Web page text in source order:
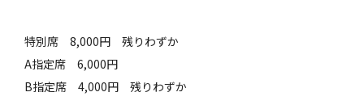
特別席 8,000円 残りわずか
A指定席 6,000円
B指定席 4,000円 残りわずか